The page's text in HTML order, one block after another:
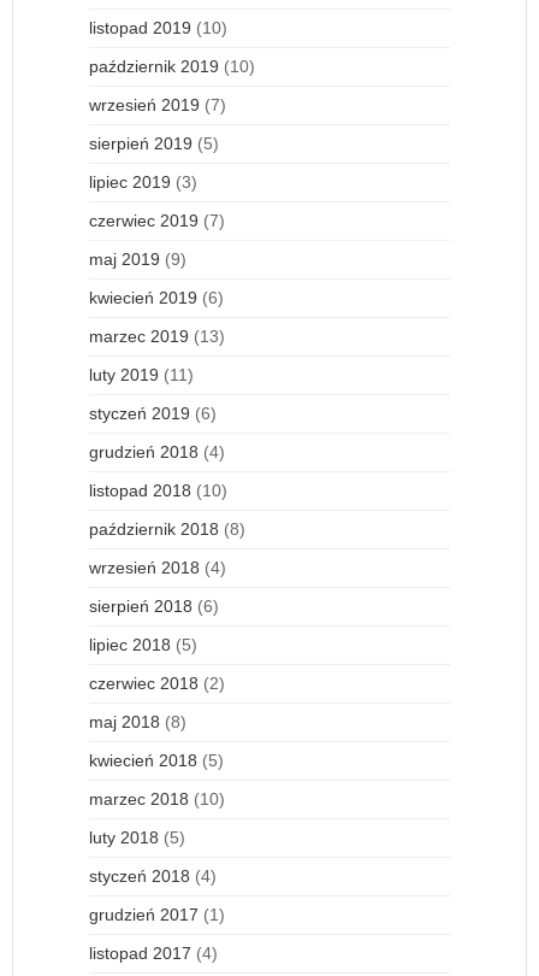
listopad 2019 (10)
październik 2019 (10)
wrzesień 2019 (7)
sierpień 2019 (5)
lipiec 2019 (3)
czerwiec 2019 (7)
maj 2019 (9)
kwiecień 2019 (6)
marzec 2019 (13)
luty 2019 (11)
styczeń 2019 (6)
grudzień 2018 (4)
listopad 2018 (10)
październik 2018 (8)
wrzesień 2018 (4)
sierpień 2018 (6)
lipiec 2018 (5)
czerwiec 2018 (2)
maj 2018 (8)
kwiecień 2018 (5)
marzec 2018 (10)
luty 2018 (5)
styczeń 2018 (4)
grudzień 2017 (1)
listopad 2017 (4)